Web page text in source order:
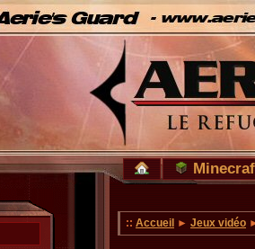
:: Accueil ► Jeux vidéo